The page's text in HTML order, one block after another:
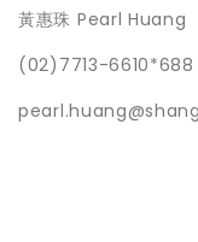
黃惠珠
(02)7713-